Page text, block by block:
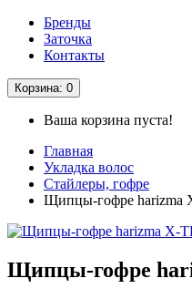
Бренды
Заточка
Контакты
Корзина: 0
Ваша корзина пуста!
Главная
Укладка волос
Стайлеры, гофре
Щипцы-гофре harizma
Щипцы-гофре